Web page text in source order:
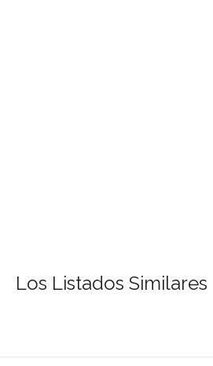
Los Listados Similares